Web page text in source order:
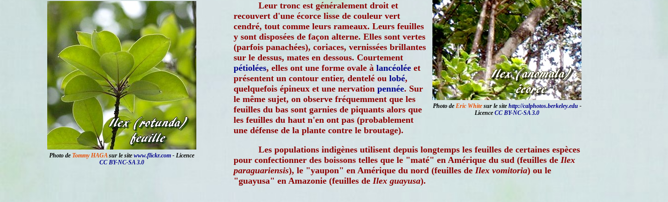
Photo de Eric Whitesur le site http://calphotos.berkeley.edu-
Licence CC BY-NC-SA 3.0
Leur tronc est généralement droit et
recouvert d'une écorce lisse de couleur vert
cendré, tout comme leurs rameaux. Leurs feuilles
y sont disposées de façon alterne. Elles sont vertes
(parfois panachées), coriaces, vernissées brillantes
sur le dessus, mates en dessous. Courtement
pétiolées, elles ont une forme ovale à lancéolée et
présentent un contour entier, dentelé ou lobé,
quelquefois épineux et une nervation pennée. Sur
le même sujet, on observe fréquemment que les
feuilles du bas sont garnies de piquants alors que
les feuilles du haut n'en ont pas (probablement
une défense de la plante contre le broutage).
Les populations indigènes utilisent depuis longtemps les feuilles de certaines espèces
pour confectionner des boissons telles que le "maté" en Amérique du sud (feuilles de Ilex
paraguariensis), le "yaupon" en Amérique du nord (feuilles de Ilex vomitoria) ou le
"guayusa" en Amazonie (feuilles de Ilex guayusa).
Photo de Tommy HAGAsur le site www.flickr.com - Licence
CC BY-NC-SA 3.0